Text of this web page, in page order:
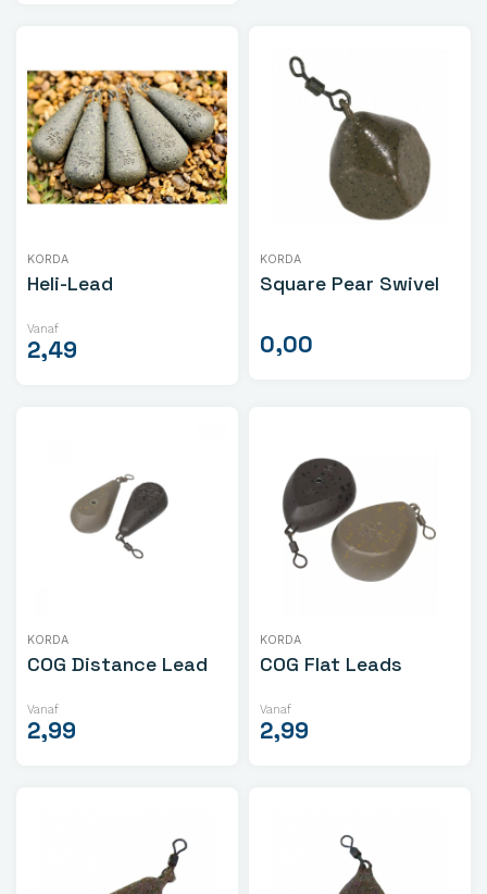
KORDA
Heli-Lead
Vanaf
2,49
KORDA
Square Pear Swivel
0,00
KORDA
COG Distance Lead
Vanaf
2,99
KORDA
COG Flat Leads
Vanaf
2,99